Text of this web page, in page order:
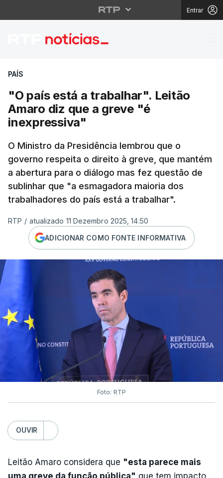
Entrar
"O país está a
PAÍS
"O país está a trabalhar". Leitão
Amaro diz que a greve "é
inexpressiva"
O Ministro da Presidência lembrou que o
governo respeita o direito à greve, que mantém
a abertura para o diálogo mas fez questão de
sublinhar que "a esmagadora maioria dos
trabalhadores do país está a trabalhar".
RTP / atualizado 11 Dezembro 2025, 14:50
ADICIONAR COMO FONTE INFORMATIVA
Foto: RTP
OUVIR
Leitão Amaro considera que "esta parece mais
uma greve da função pública" que tem impacto